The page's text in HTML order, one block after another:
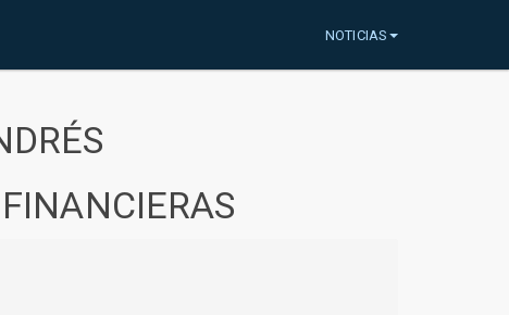
NOTICIAS